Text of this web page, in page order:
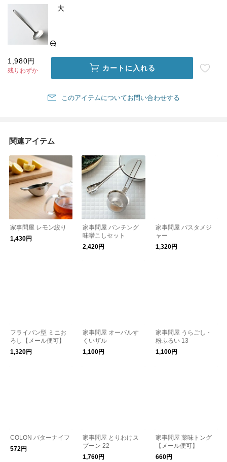
大
1,980円
残りわずか カートに入れる
このアイテムについてお問い合わせする
関連アイテム
家事問屋 レモン絞り
1,430円
家事問屋 パンチング
味噌こしセット
2,420円
家事問屋 パスタメジ
ャー
1,320円
フライパン型 ミニお
ろし【メール便可】
1,320円
家事問屋 オーバルす
くいザル
1,100円
家事問屋 うらごし・
粉ふるい 13
1,100円
COLON バターナイフ
572円
家事問屋 とりわけス
プーン 22
1,760円
家事問屋 薬味トング
【メール便可】
660円